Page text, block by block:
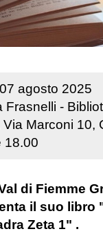
07 agosto 2025
Frasnelli -
Marconi 10,
18.00
di Fiemme
il suo libro
Zeta 1" .